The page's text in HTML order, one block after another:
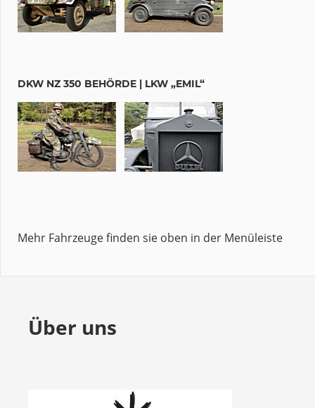
DKW NZ 350 BEHÖRDE | LKW „EMIL“
Mehr Fahrzeuge finden sie oben in der Menüleiste
Über uns